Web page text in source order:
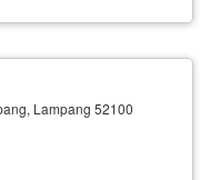
Lampang 52100